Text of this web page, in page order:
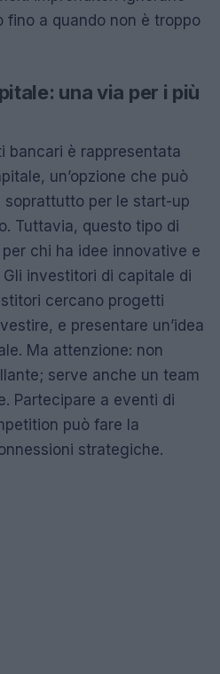
fino a quando non è troppo
una via per i più
bancari è rappresentata
un’opzione che può
soprattutto per le start-up
Tuttavia, questo tipo di
chi ha idee innovative e
investitori di capitale di
cercano progetti
e presentare un’idea
Ma attenzione: non
serve anche un team
Partecipare a eventi di
può fare la
strategiche.